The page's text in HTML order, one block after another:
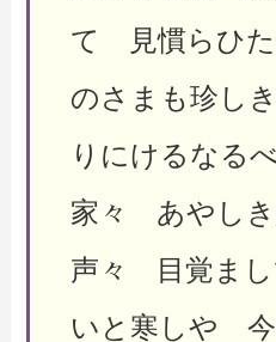
て 見慣らひた
のさまも珍し
りにけるなる
家々 あやしき
声々 目覚ま
いと寒しや